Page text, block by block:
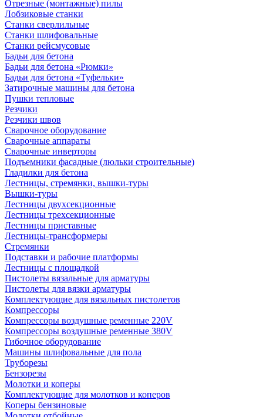
Отрезные (монтажные) пилы
Лобзиковые станки
Станки сверлильные
Станки шлифовальные
Станки рейсмусовые
Бадьи для бетона
Бадьи для бетона «Рюмки»
Бадьи для бетона «Туфельки»
Затирочные машины для бетона
Пушки тепловые
Резчики
Резчики швов
Сварочное оборудование
Сварочные аппараты
Сварочные инверторы
Подъемники фасадные (люльки строительные)
Гладилки для бетона
Лестницы, стремянки, вышки-туры
Вышки-туры
Лестницы двухсекционные
Лестницы трехсекционные
Лестницы приставные
Лестницы-трансформеры
Стремянки
Подставки и рабочие платформы
Лестницы с площадкой
Пистолеты вязальные для арматуры
Пистолеты для вязки арматуры
Комплектующие для вязальных пистолетов
Компрессоры
Компрессоры воздушные ременные 220V
Компрессоры воздушные ременные 380V
Гибочное оборудование
Машины шлифовальные для пола
Труборезы
Бензорезы
Молотки и коперы
Комплектующие для молотков и коперов
Коперы бензиновые